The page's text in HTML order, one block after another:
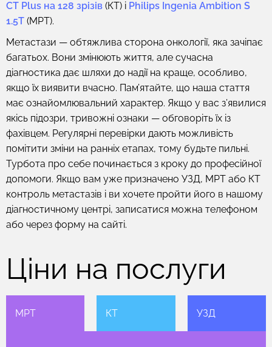
CT Plus на 128 зрізів (КТ) і Philips Ingenia Ambition S
1.5T (МРТ).
Метастази — обтяжлива сторона онкології, яка зачіпає
багатьох. Вони змінюють життя, але сучасна
діагностика дає шляхи до надії на краще, особливо,
якщо їх виявити вчасно. Пам’ятайте, що наша стаття
має ознайомлювальний характер. Якщо у вас з’явилися
якісь підозри, тривожні ознаки — обговоріть їх із
фахівцем. Регулярні перевірки дають можливість
помітити зміни на ранніх етапах, тому будьте пильні.
Турбота про себе починається з кроку до професійної
допомоги. Якщо вам уже призначено УЗД, МРТ або КТ
контроль метастазів і ви хочете пройти його в нашому
діагностичному центрі, записатися можна телефоном
або через форму на сайті.
Ціни на послуги
МРТ КТ УЗД